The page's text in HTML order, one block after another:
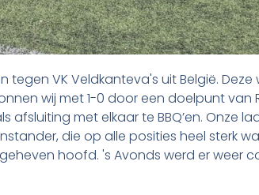
VK Veldkanteva's uit België.
wij met 1-0 door een doelpunt van
met elkaar te BBQ’en. Onze
die op alle posities heel sterk
hoofd. 's Avonds werd er weer